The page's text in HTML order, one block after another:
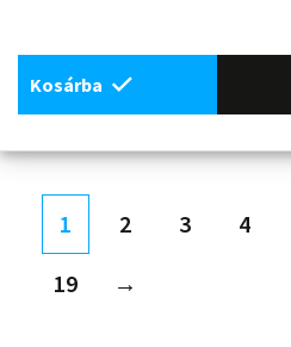
Kosárba
1 2 3 4
19
→